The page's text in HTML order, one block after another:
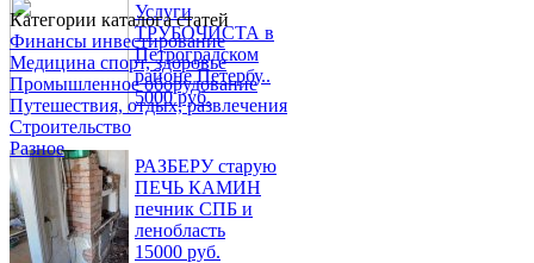
Услуги
ТРУБОЧИСТА в
Петроградском
районе Петербу..
5000 руб.
РАЗБЕРУ старую
ПЕЧЬ КАМИН
печник СПБ и
ленобласть
15000 руб.
Категории каталога статей
Финансы инвестирование
Медицина спорт, здоровье
Промышленное оборудование
Путешествия, отдых, развлечения
Строительство
Разное